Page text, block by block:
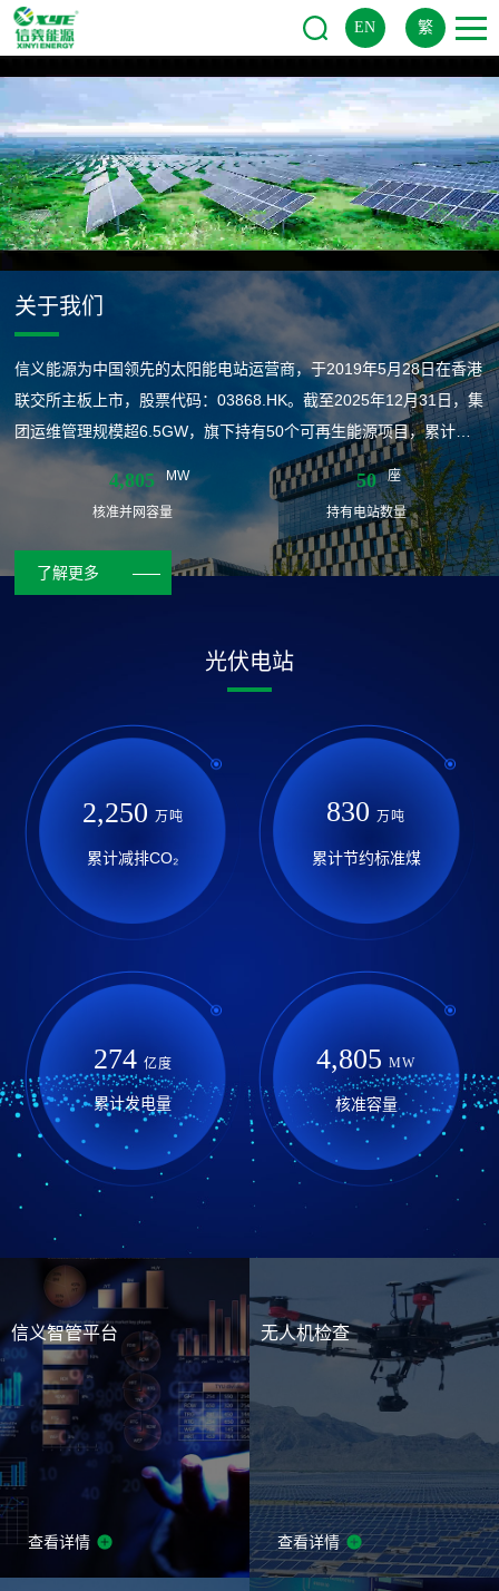
EN 繁
关于我们
信义能源为中国领先的太阳能电站运营商，于2019年5月28日在香港
联交所主板上市，股票代码：03868.HK。截至2025年12月31日，集
团运维管理规模超6.5GW，旗下持有50个可再生能源项目，累计核
准容量4,805MW，每年预期可提供约56亿度清洁电力，减排二氧化
碳约460万吨，节约标准煤约170万吨。信义能源凭借丰富的管理经
验、优质的资产组合、稳健的财务运营、绿色的发展模式，运营的太
阳能电站遍布华中、华东、华南等经济发达地区，位于安徽、湖北、
4,805 MW
核准并网容量
50 座
持有电站数量
了解更多
光伏电站
2,250 万吨
累计减排CO₂
830 万吨
累计节约标准煤
274 亿度
累计发电量
4,805 MW
核准容量
信义智管平台
查看详情
无人机检查
查看详情